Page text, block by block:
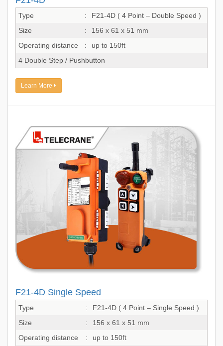
Type :
F21-4D ( 4 Point – Double Speed )
Size
:
156 x 61 x 51 mm
Operating distance
:
up to 150ft
4 Double Step / Pushbutton
Learn More
F21-4D Single Speed
Type :
F21-4D ( 4 Point – Single Speed )
Size
:
156 x 61 x 51 mm
Operating distance
: up to 150ft